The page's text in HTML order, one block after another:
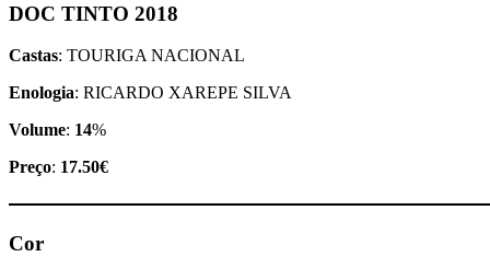
DOC TINTO 2018
Castas: TOURIGA NACIONAL
Enologia: RICARDO XAREPE SILVA
Volume: 14%
Preço: 17.50€
Cor